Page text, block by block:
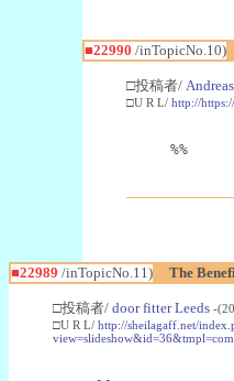
■22990 /inTopicNo.10)
□投稿者/ Andreas
□U R L/ http://
%%
■22989 /inTopicNo.11) The
□投稿者/ door fitter Leeds -
□U R L/ http://sheilagaff.net/